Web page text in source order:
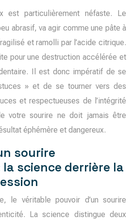
est particulièrement néfaste. Le
abrasif, va agir comme une pâte à
et ramolli par l’acide citrique.
pour une destruction accélérée et
Il est donc impératif de se
» et de se tourner vers des
et respectueuses de l’intégrité
votre sourire ne doit jamais être
éphémère et dangereux.
sourire
science derrière la
le véritable pouvoir d’un sourire
La science distingue deux